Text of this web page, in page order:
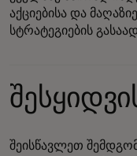
აქციებისა და
სტრატეგიების გასაად
შეისწავლეთ